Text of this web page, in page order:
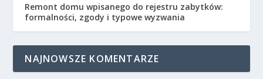
Remont domu wpisanego do rejestru zabytków:
formalności, zgody i typowe wyzwania
NAJNOWSZE KOMENTARZE